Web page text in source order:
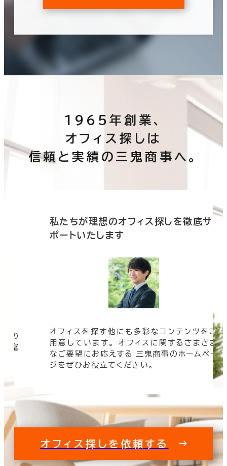
1965年創業、
オフィス探しは
信頼と実績の三鬼商事へ。
の
豊富
私たちが理想のオフィス探しを徹底サ
ポートいたします
オフィスを探す他にも多彩なコンテンツをご
用意しています。 オフィスに関するさまざま
なご要望にお応えする 三鬼商事のホームペー
ジをぜひお役立てください。
オフィス探しを依頼する